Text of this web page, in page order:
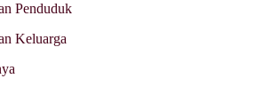
Penduduk
Keluarga